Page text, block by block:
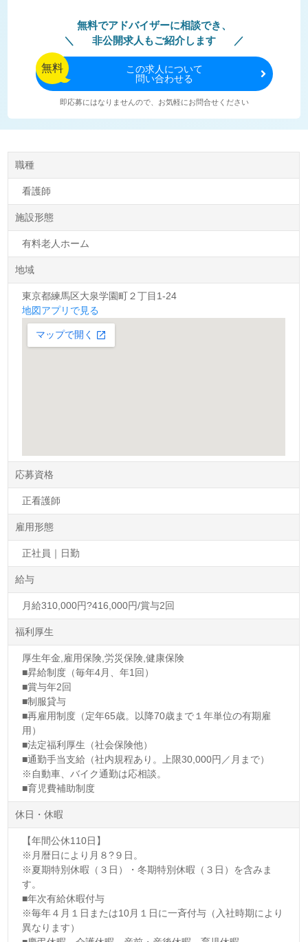
無料でアドバイザーに相談でき、
非公開求人もご紹介します
無料 この求人について
問い合わせる
即応募にはなりませんので、お気軽にお問合せください
職種
看護師
施設形態
有料老人ホーム
地域
東京都練馬区大泉学園町２丁目1-24
地図アプリで見る
応募資格
正看護師
雇用形態
正社員｜日勤
給与
月給310,000円?416,000円/賞与2回
福利厚生
厚生年金,雇用保険,労災保険,健康保険
■昇給制度（毎年4月、年1回）
■賞与年2回
■制服貸与
■再雇用制度（定年65歳。以降70歳まで１年単位の有期雇
用）
■法定福利厚生（社会保険他）
■通勤手当支給（社内規程あり。上限30,000円／月まで）
※自動車、バイク通勤は応相談。
■育児費補助制度
休日・休暇
【年間公休110日】
※月暦日により月８?９日。
※夏期特別休暇（３日）・冬期特別休暇（３日）を含みま
す。
■年次有給休暇付与
※毎年４月１日または10月１日に一斉付与（入社時期により
異なります）